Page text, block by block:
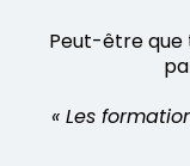
Peut-être que
« Les